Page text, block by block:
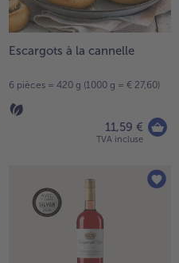
Escargots à la cannelle
6 pièces = 420 g (1000 g = € 27,60)
11,59 €
TVA incluse